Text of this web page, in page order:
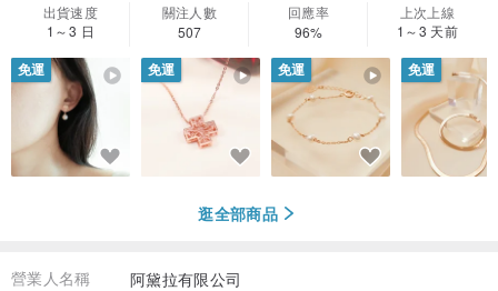
出貨速度
1～3 日
關注人數
507
回應率
96%
上次上線
1～3 天前
免運 免運 免運 免運
逛全部商品
營業人名稱
阿黛拉有限公司